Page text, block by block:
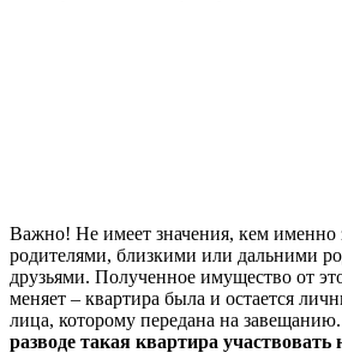
Важно! Не имеет значения, кем именно
родителями, близкими или дальними
друзьями. Полученное имущество от
меняет – квартира была и остается
лица, которому передана на завещанию.
разводе такая квартира участвовать